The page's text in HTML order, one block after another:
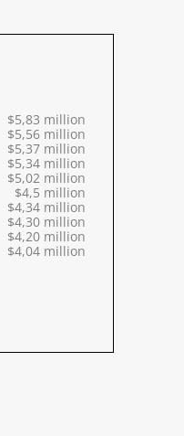
$5,83 million
$5,56 million
$5,37 million
$5,34 million
$5,02 million
$4,5 million
$4,34 million
$4,30 million
$4,20 million
$4,04 million